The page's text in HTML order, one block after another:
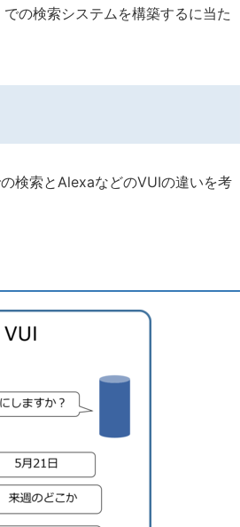
の検索システムを構築するに当た
検索とAlexaなどのVUIの違いを考